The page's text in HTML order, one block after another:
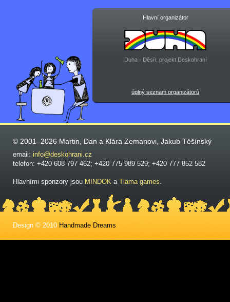
Hlavní organizátor
Duha - Děsír, projekt Deskohraní
úplný seznam organizátorů
© 2001–2026 Martin, Dan a Klára Zemanovi, Jakub Těšínský
email: info@deskohrani.cz
telefon: +420 608 797 462; +420 775 989 529; +420 777 852 582
Hlavními sponzory jsou MINDOK a Tlama games.
Design © 2010 Handmade Dreams